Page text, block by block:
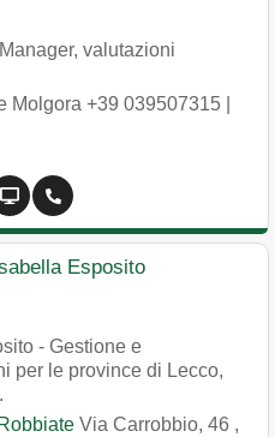
valutazioni
Molgora +39 039507315
Esposito
- Gestione e
per le province di Lecco,
Via Carrobbio, 46 ,